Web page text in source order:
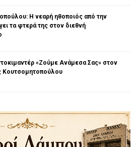
Η νεαρή ηθοποιός από την
τα φτερά της στον διεθνή
«Ζούμε Ανάμεσα Σας» στον
Κουτσομητοπούλου